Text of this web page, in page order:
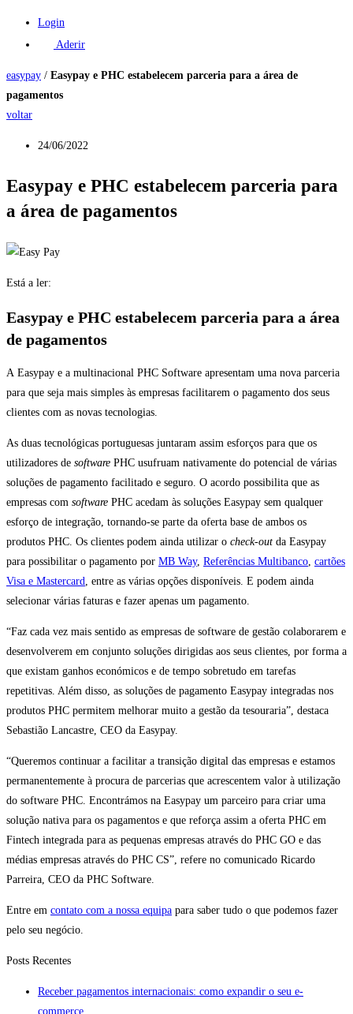
Login
Aderir
easypay / Easypay e PHC estabelecem parceria para a área de
pagamentos
voltar
24/06/2022
Easypay e PHC estabelecem parceria para
a área de pagamentos
Está a ler:
Easypay e PHC estabelecem parceria para a área
de pagamentos
A Easypay e a multinacional PHC Software apresentam uma nova parceria
para que seja mais simples às empresas facilitarem o pagamento dos seus
clientes com as novas tecnologias.
As duas tecnológicas portuguesas juntaram assim esforços para que os
utilizadores de software PHC usufruam nativamente do potencial de várias
soluções de pagamento facilitado e seguro. O acordo possibilita que as
empresas com software PHC acedam às soluções Easypay sem qualquer
esforço de integração, tornando-se parte da oferta base de ambos os
produtos PHC. Os clientes podem ainda utilizar o check-out da Easypay
para possibilitar o pagamento por MB Way, Referências Multibanco, cartões
Visa e Mastercard, entre as várias opções disponíveis. E podem ainda
selecionar várias faturas e fazer apenas um pagamento.
“Faz cada vez mais sentido as empresas de software de gestão colaborarem e
desenvolverem em conjunto soluções dirigidas aos seus clientes, por forma a
que existam ganhos económicos e de tempo sobretudo em tarefas
repetitivas. Além disso, as soluções de pagamento Easypay integradas nos
produtos PHC permitem melhorar muito a gestão da tesouraria”, destaca
Sebastião Lancastre, CEO da Easypay.
“Queremos continuar a facilitar a transição digital das empresas e estamos
permanentemente à procura de parcerias que acrescentem valor à utilização
do software PHC. Encontrámos na Easypay um parceiro para criar uma
solução nativa para os pagamentos e que reforça assim a oferta PHC em
Fintech integrada para as pequenas empresas através do PHC GO e das
médias empresas através do PHC CS”, refere no comunicado Ricardo
Parreira, CEO da PHC Software.
Entre em contato com a nossa equipa para saber tudo o que podemos fazer
pelo seu negócio.
Posts Recentes
Receber pagamentos internacionais: como expandir o seu e-
commerce